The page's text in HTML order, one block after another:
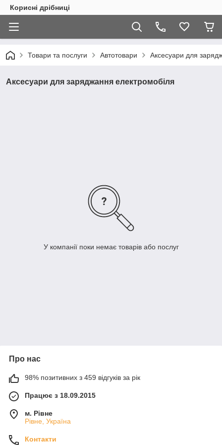
Корисні дрібниці
Товари та послуги Автотовари Аксесуари для
Аксесуари для заряджання електромобіля
У компанії поки немає товарів або послуг
Про нас
98% позитивних з 459 відгуків за рік
Працює з 18.09.2015
м. Рівне
Рівне, Україна
Контакти